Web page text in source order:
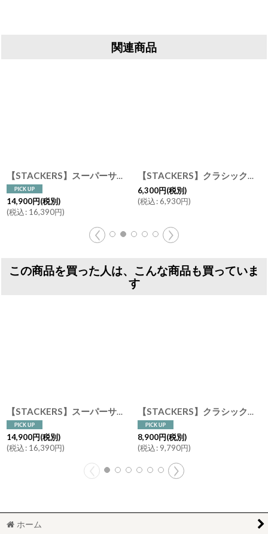
関連商品
【STACKERS】スーパーサイズ ドロワー オールインワン ALL IN ONE ペブルグレー Pebble Gray ジュエリーボックス
14,900円(税別)
(税込: 16,390円)
【STACKERS】クラシック ジュエリーボックス Lid リッド （蓋付ケース） トープ Taupe スタッカーズ ロンドン イギリス
6,300円(税別)
(税込:6,930円)
この商品を買った人は、こんな商品も買っていま
す
【STACKERS】スーパーサイズ ドロワー ディープアクセサリー Deep Accessory ジュエリーケース トープ グレージュ Taupe スタッカーズ
14,900円(税別)
(税込: 16,390円)
【STACKERS】クラシック ドロワー ジュエリーケース Lid 天窓 トープ グレージュ Taupe 引き出し スタッカーズ
8,900円(税別)
(税込: 9,790円)
ホーム